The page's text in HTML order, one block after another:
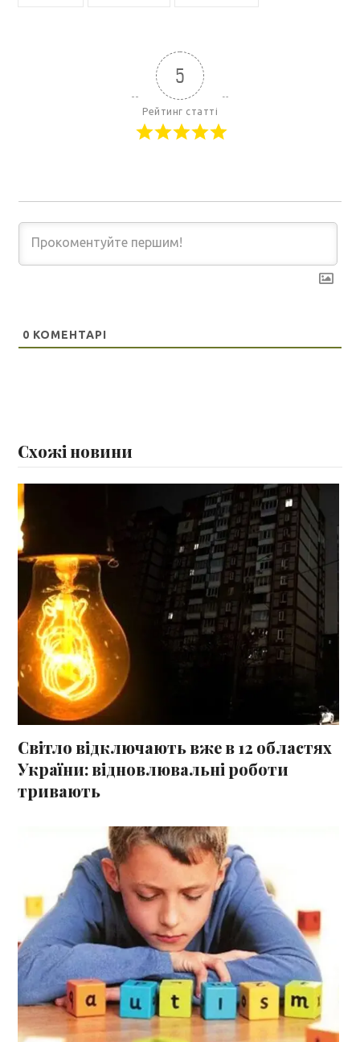
5
Рейтинг статті
0 КОМЕНТАРІ
Схожі новини
Світло відключають вже в 12 областях
України: відновлювальні роботи
тривають